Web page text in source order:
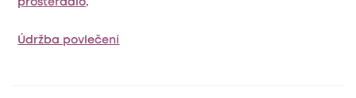
prostěradlo.
Údržba povlečení